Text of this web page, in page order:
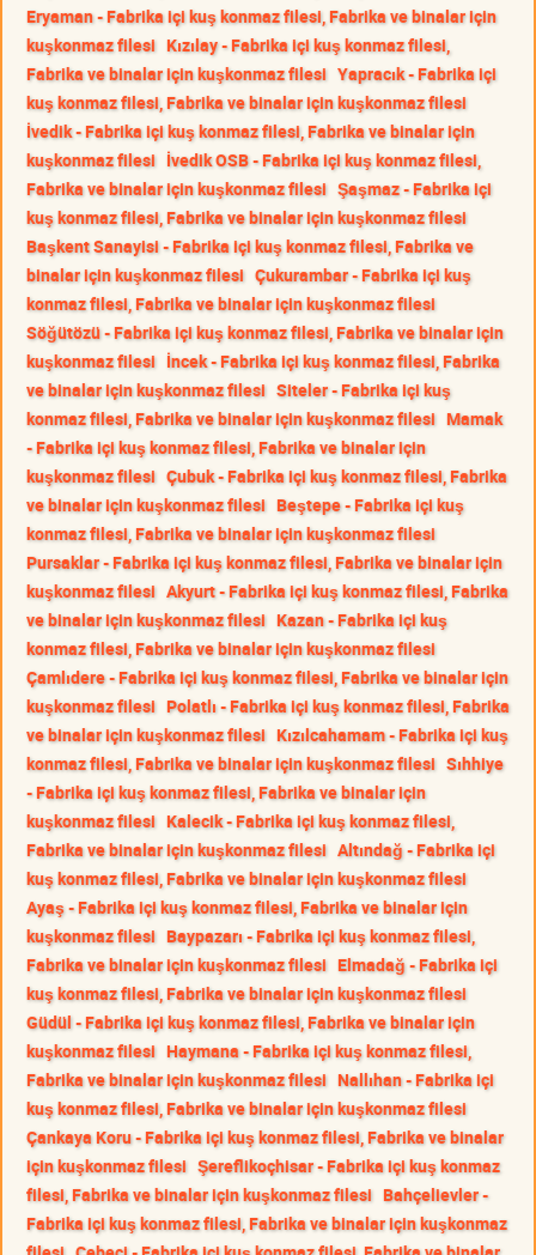
Eryaman - Fabrika içi kuş konmaz filesi, Fabrika ve binalar için
kuşkonmaz filesi Kızılay - Fabrika içi kuş konmaz filesi,
Fabrika ve binalar için kuşkonmaz filesi Yapracık - Fabrika içi
kuş konmaz filesi, Fabrika ve binalar için kuşkonmaz filesi
İvedik - Fabrika içi kuş konmaz filesi, Fabrika ve binalar için
kuşkonmaz filesi İvedik OSB - Fabrika içi kuş konmaz filesi,
Fabrika ve binalar için kuşkonmaz filesi Şaşmaz - Fabrika içi
kuş konmaz filesi, Fabrika ve binalar için kuşkonmaz filesi
Başkent Sanayisi - Fabrika içi kuş konmaz filesi, Fabrika ve
binalar için kuşkonmaz filesi Çukurambar - Fabrika içi kuş
konmaz filesi, Fabrika ve binalar için kuşkonmaz filesi
Söğütözü - Fabrika içi kuş konmaz filesi, Fabrika ve binalar için
kuşkonmaz filesi İncek - Fabrika içi kuş konmaz filesi, Fabrika
ve binalar için kuşkonmaz filesi Siteler - Fabrika içi kuş
konmaz filesi, Fabrika ve binalar için kuşkonmaz filesi Mamak
- Fabrika içi kuş konmaz filesi, Fabrika ve binalar için
kuşkonmaz filesi Çubuk - Fabrika içi kuş konmaz filesi, Fabrika
ve binalar için kuşkonmaz filesi Beştepe - Fabrika içi kuş
konmaz filesi, Fabrika ve binalar için kuşkonmaz filesi
Pursaklar - Fabrika içi kuş konmaz filesi, Fabrika ve binalar için
kuşkonmaz filesi Akyurt - Fabrika içi kuş konmaz filesi, Fabrika
ve binalar için kuşkonmaz filesi Kazan - Fabrika içi kuş
konmaz filesi, Fabrika ve binalar için kuşkonmaz filesi
Çamlıdere - Fabrika içi kuş konmaz filesi, Fabrika ve binalar için
kuşkonmaz filesi Polatlı - Fabrika içi kuş konmaz filesi, Fabrika
ve binalar için kuşkonmaz filesi Kızılcahamam - Fabrika içi kuş
konmaz filesi, Fabrika ve binalar için kuşkonmaz filesi Sıhhiye
- Fabrika içi kuş konmaz filesi, Fabrika ve binalar için
kuşkonmaz filesi Kalecik - Fabrika içi kuş konmaz filesi,
Fabrika ve binalar için kuşkonmaz filesi Altındağ - Fabrika içi
kuş konmaz filesi, Fabrika ve binalar için kuşkonmaz filesi
Ayaş - Fabrika içi kuş konmaz filesi, Fabrika ve binalar için
kuşkonmaz filesi Baypazarı - Fabrika içi kuş konmaz filesi,
Fabrika ve binalar için kuşkonmaz filesi Elmadağ - Fabrika içi
kuş konmaz filesi, Fabrika ve binalar için kuşkonmaz filesi
Güdül - Fabrika içi kuş konmaz filesi, Fabrika ve binalar için
kuşkonmaz filesi Haymana - Fabrika içi kuş konmaz filesi,
Fabrika ve binalar için kuşkonmaz filesi Nallıhan - Fabrika içi
kuş konmaz filesi, Fabrika ve binalar için kuşkonmaz filesi
Çankaya Koru - Fabrika içi kuş konmaz filesi, Fabrika ve binalar
için kuşkonmaz filesi Şereflikoçhisar - Fabrika içi kuş konmaz
filesi, Fabrika ve binalar için kuşkonmaz filesi Bahçelievler -
Fabrika içi kuş konmaz filesi, Fabrika ve binalar için kuşkonmaz